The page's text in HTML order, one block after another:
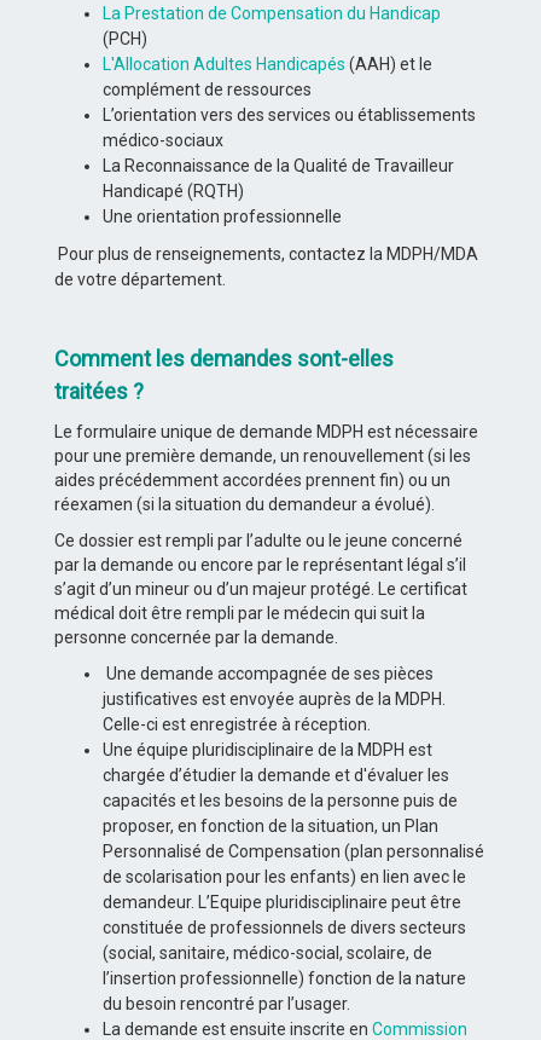
La Prestation de Compensation du Handicap
(PCH)
L'Allocation Adultes Handicapés (AAH) et le
complément de ressources
L’orientation vers des services ou établissements
médico-sociaux
La Reconnaissance de la Qualité de Travailleur
Handicapé (RQTH)
Une orientation professionnelle
Pour plus de renseignements, contactez la MDPH/MDA
de votre département.
Comment les demandes sont-elles
traitées ?
Le formulaire unique de demande MDPH est nécessaire
pour une première demande, un renouvellement (si les
aides précédemment accordées prennent fin) ou un
réexamen (si la situation du demandeur a évolué).
Ce dossier est rempli par l’adulte ou le jeune concerné
par la demande ou encore par le représentant légal s’il
s’agit d’un mineur ou d’un majeur protégé. Le certificat
médical doit être rempli par le médecin qui suit la
personne concernée par la demande.
Une demande accompagnée de ses pièces
justificatives est envoyée auprès de la MDPH.
Celle-ci est enregistrée à réception.
Une équipe pluridisciplinaire de la MDPH est
chargée d’étudier la demande et d'évaluer les
capacités et les besoins de la personne puis de
proposer, en fonction de la situation, un Plan
Personnalisé de Compensation (plan personnalisé
de scolarisation pour les enfants) en lien avec le
demandeur. L’Equipe pluridisciplinaire peut être
constituée de professionnels de divers secteurs
(social, sanitaire, médico-social, scolaire, de
l’insertion professionnelle) fonction de la nature
du besoin rencontré par l’usager.
La demande est ensuite inscrite en Commission